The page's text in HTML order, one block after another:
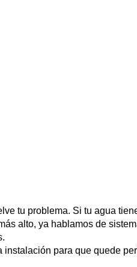
tu problema. Si tu agua
alto, ya hablamos de
para que quede